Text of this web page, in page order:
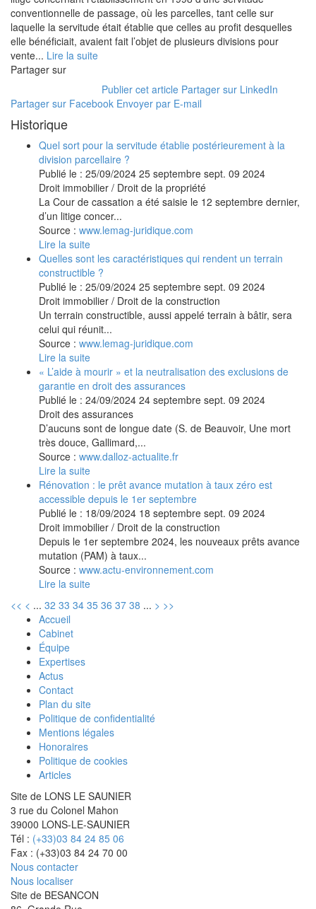
conventionnelle de passage, où les parcelles, tant celle sur
laquelle la servitude était établie que celles au profit desquelles
elle bénéficiait, avaient fait l’objet de plusieurs divisions pour
vente... Lire la suite
Partager sur
Publier cet article Partager sur LinkedIn
Partager sur Facebook Envoyer par E-mail
Historique
Quel sort pour la servitude établie postérieurement à la
division parcellaire ?
Publié le : 25/09/2024 25 septembre sept. 09 2024
Droit immobilier / Droit de la propriété
La Cour de cassation a été saisie le 12 septembre dernier,
d’un litige concer...
Source : www.lemag-juridique.com
Lire la suite
Quelles sont les caractéristiques qui rendent un terrain
constructible ?
Publié le : 25/09/2024 25 septembre sept. 09 2024
Droit immobilier / Droit de la construction
Un terrain constructible, aussi appelé terrain à bâtir, sera
celui qui réunit...
Source : www.lemag-juridique.com
Lire la suite
« L’aide à mourir » et la neutralisation des exclusions de
garantie en droit des assurances
Publié le : 24/09/2024 24 septembre sept. 09 2024
Droit des assurances
D’aucuns sont de longue date (S. de Beauvoir, Une mort
très douce, Gallimard,...
Source : www.dalloz-actualite.fr
Lire la suite
Rénovation : le prêt avance mutation à taux zéro est
accessible depuis le 1er septembre
Publié le : 18/09/2024 18 septembre sept. 09 2024
Droit immobilier / Droit de la construction
Depuis le 1er septembre 2024, les nouveaux prêts avance
mutation (PAM) à taux...
Source : www.actu-environnement.com
Lire la suite
<< < ... 32 33 34 35 36 37 38 ... > >>
Accueil
Cabinet
Équipe
Expertises
Actus
Contact
Plan du site
Politique de confidentialité
Mentions légales
Honoraires
Politique de cookies
Articles
Site de LONS LE SAUNIER
3 rue du Colonel Mahon
39000 LONS-LE-SAUNIER
Tél : (+33)03 84 24 85 06
Fax : (+33)03 84 24 70 00
Nous contacter
Nous localiser
Site de BESANCON